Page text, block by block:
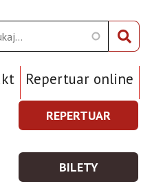
Repertuar online
Prawe
Top
Menu
REPERTUAR
REPERTUAR
WIĘCEJ
INFORMACJI
BILETY
BILETY